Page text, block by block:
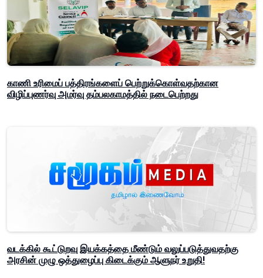
காணி உரிமைப் பத்திரங்களைப் பெற்றுக்கொள்வதற்கான
விழிப்புணர்வு அமர்வு தம்பலகாமத்தில் நடைபெற்றது
வடக்கில் கூட்டுறவு இயக்கத்தை மீண்டும் வலுப்படுத்துவதற்கு
அரசின் முழு ஒத்துழைப்பு கிடைக்கும் ஆளுநர் உறுதி!